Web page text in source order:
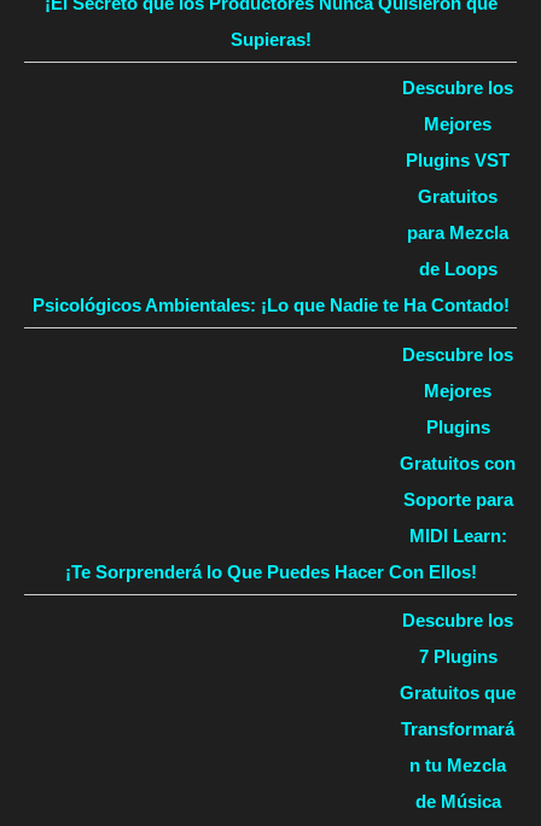
Supieras!
Descubre los
Mejores
Plugins VST
Gratuitos
para Mezcla
de Loops
Psicológicos Ambientales: ¡Lo que Nadie te Ha Contado!
Descubre los
Mejores
Plugins
Gratuitos con
Soporte para
MIDI Learn:
¡Te Sorprenderá lo Que Puedes Hacer Con Ellos!
Descubre los
7 Plugins
Gratuitos que
Transformará
n tu Mezcla
de Música